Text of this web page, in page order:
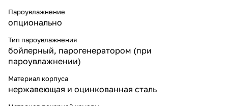
Пароувлажнение
опционально
Тип пароувлажнения
бойлерный, парогенератором (при
пароувлажнении)
Материал корпуса
нержавеющая и оцинкованная сталь